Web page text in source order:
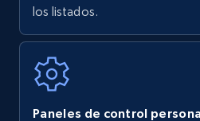
Walmart - products
los listados.
Paneles de control